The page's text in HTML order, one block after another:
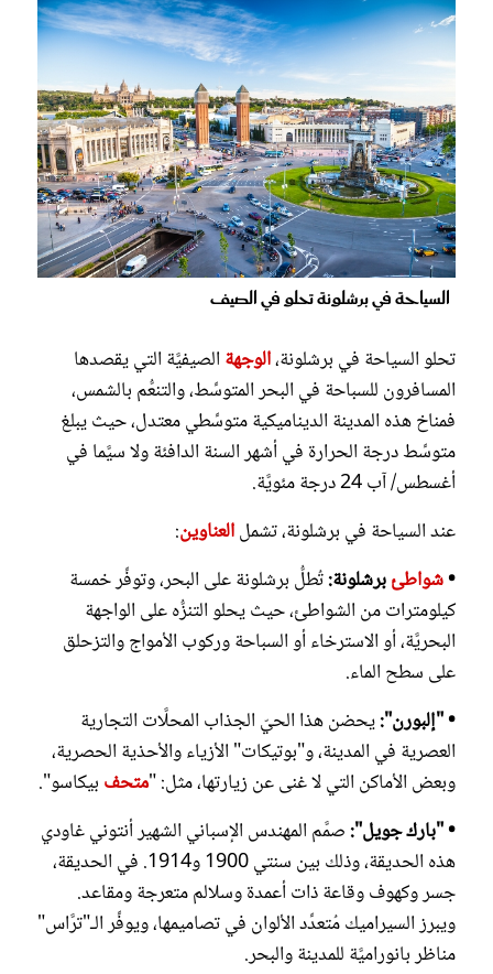
السياحة في برشلونة تحلو في الصيف
تحلو السياحة في برشلونة،الوجهة الصيفيَّة التي يقصدها
المسافرون للسباحة في البحر المتوسِّط، والتنعُّم بالشمس،
فمناخ هذه المدينة الديناميكية متوسِّطي معتدل، حيث يبلغ
متوسِّط درجة الحرارة في أشهر السنة الدافئة ولا سيَّما في
أغسطس/ آب 24 درجة مئويَّة.
عند السياحة في برشلونة، تشملالعناوين:
•شواطئبرشلونة:تُطلُّ برشلونة على البحر، وتوفِّر خمسة
كيلومترات من الشواطئ، حيث يحلو التنزُّه على الواجهة
البحريَّة، أو الاسترخاء أو السباحة وركوب الأمواج والتزحلق
على سطح الماء.
• "إلبورن":يحضن هذا الحيّ الجذاب المحلَّات التجارية
العصرية في المدينة، و"بوتيكات" الأزياء والأحذية الحصرية،
وبعض الأماكن التي لا غنى عن زيارتها، مثل: "متحف بيكاسو".
• "بارك جويل":صمَّم المهندس الإسباني الشهير أنتوني غاودي
هذه الحديقة، وذلك بين سنتي 1900 و1914. في الحديقة،
جسر وكهوف وقاعة ذات أعمدة وسلالم متعرجة ومقاعد.
ويبرز السيراميك مُتعدِّد الألوان في تصاميمها، ويوفِّر الـ"ترَّاس"
مناظر بانوراميَّة للمدينة والبحر.